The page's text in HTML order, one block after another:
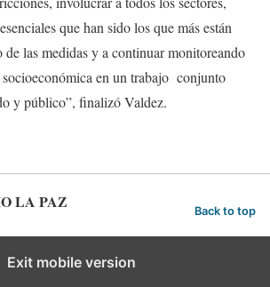
que han sido los que más están
las medidas y a continuar monitoreando
en un trabajo conjunto
y público”, finalizó Valdez.
LA PAZ Back to top
Exit mobile version